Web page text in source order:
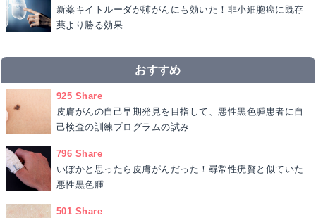
新薬キイトルーダが肺がんにも効いた！非小細胞癌に既存
薬より勝る効果
おすすめ
925 Share
皮膚がんの自己早期発見を目指して、悪性黒色腫患者に自
己検査の訓練プログラムの試み
796 Share
いぼかと思ったら皮膚がんだった！尋常性疣贅と似ていた
悪性黒色腫
501 Share